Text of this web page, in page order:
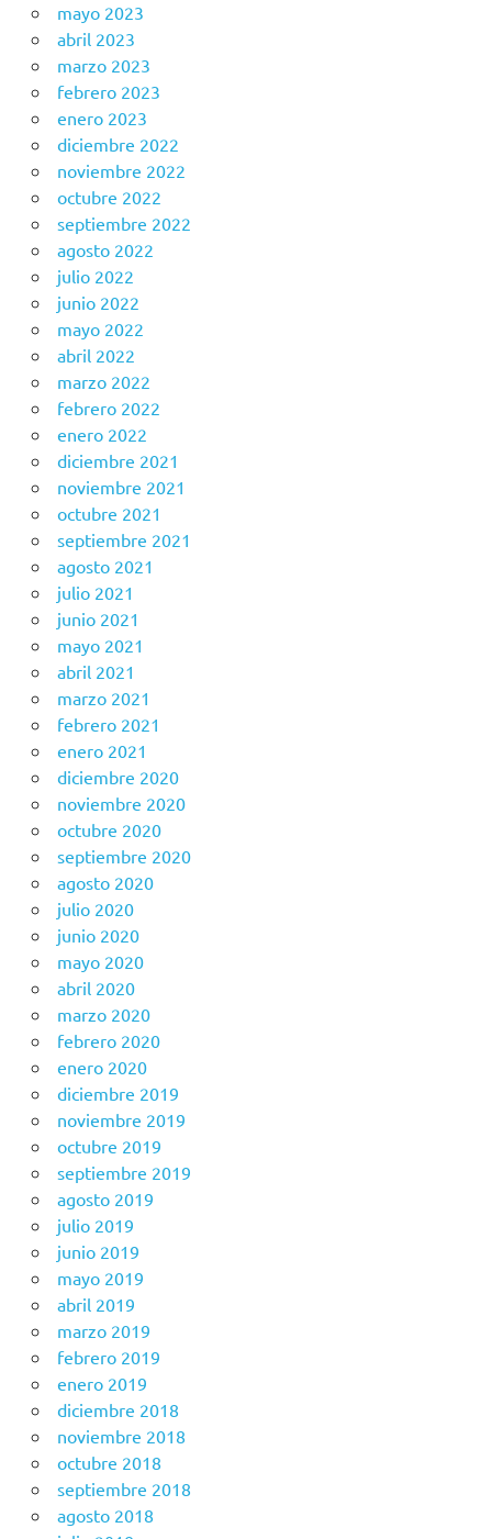
mayo 2023
abril 2023
marzo 2023
febrero 2023
enero 2023
diciembre 2022
noviembre 2022
octubre 2022
septiembre 2022
agosto 2022
julio 2022
junio 2022
mayo 2022
abril 2022
marzo 2022
febrero 2022
enero 2022
diciembre 2021
noviembre 2021
octubre 2021
septiembre 2021
agosto 2021
julio 2021
junio 2021
mayo 2021
abril 2021
marzo 2021
febrero 2021
enero 2021
diciembre 2020
noviembre 2020
octubre 2020
septiembre 2020
agosto 2020
julio 2020
junio 2020
mayo 2020
abril 2020
marzo 2020
febrero 2020
enero 2020
diciembre 2019
noviembre 2019
octubre 2019
septiembre 2019
agosto 2019
julio 2019
junio 2019
mayo 2019
abril 2019
marzo 2019
febrero 2019
enero 2019
diciembre 2018
noviembre 2018
octubre 2018
septiembre 2018
agosto 2018